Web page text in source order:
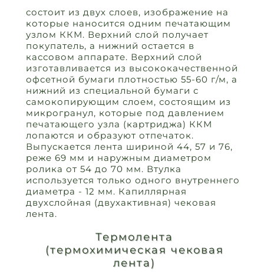
состоит из двух слоев, изображение на
которые наносится одним печатающим
узлом ККМ. Верхний слой получает
покупатель, а нижний остается в
кассовом аппарате. Верхний слой
изготавливается из высококачественной
офсетной бумаги плотностью 55-60 г/м, а
нижний из специальной бумаги с
самокопирующим слоем, состоящим из
микрогранул, которые под давлением
печатающего узла (картриджа) ККМ
лопаются и образуют отпечаток.
Выпускается лента шириной 44, 57 и 76,
реже 69 мм и наружным диаметром
ролика от 54 до 70 мм. Втулка
используется только одного внутреннего
диаметра - 12 мм. Капиллярная
двухслойная (двухактивная) чековая
лента.
Термолента
(термохимическая чековая
лента)